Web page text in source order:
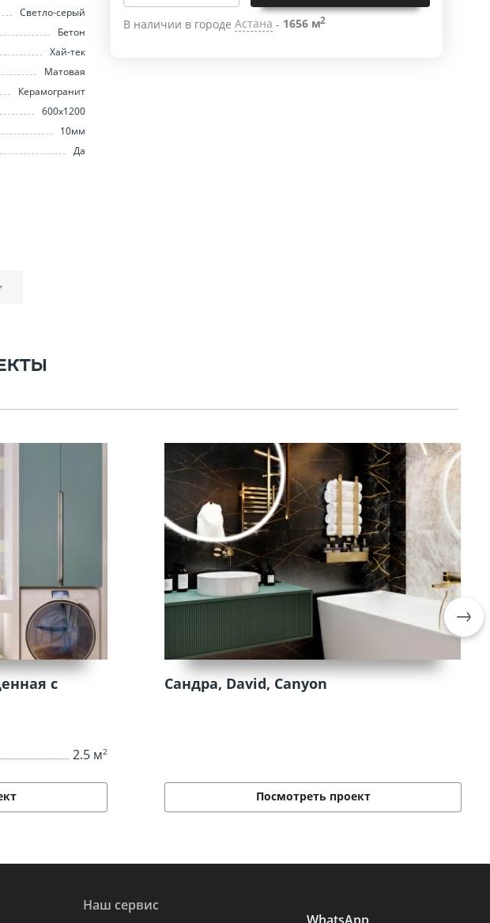
Светло-серый
Бетон
Хай-тек
Матовая
Керамогранит
600х1200
10мм
Да
В наличии в городе Астана - 1656 м2
с
2.5 м2
Сандра, David, Canyon
Посмотреть проект
Наш сервис